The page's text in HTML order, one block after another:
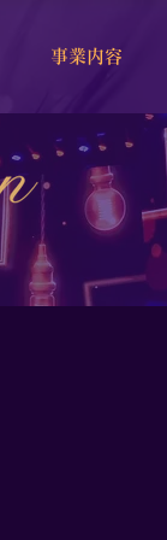
事業内容